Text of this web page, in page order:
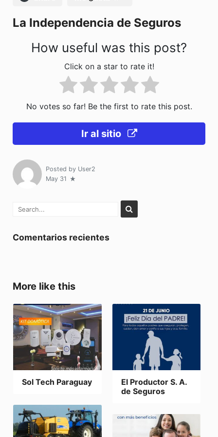
k
La Independencia de Seguros
How useful was this post?
Click on a star to rate it!
No votes so far! Be the first to rate this post.
Ir al sitio
Posted by User2
May 31
Comentarios recientes
More like this
Sol Tech Paraguay
El Productor S. A.
de Seguros